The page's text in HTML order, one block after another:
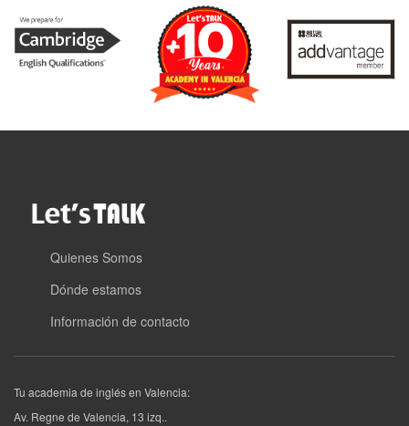
Quienes Somos
Dónde estamos
Información de contacto
Tu academia de inglés en Valencia:
Av. Regne de Valencia, 13 izq..